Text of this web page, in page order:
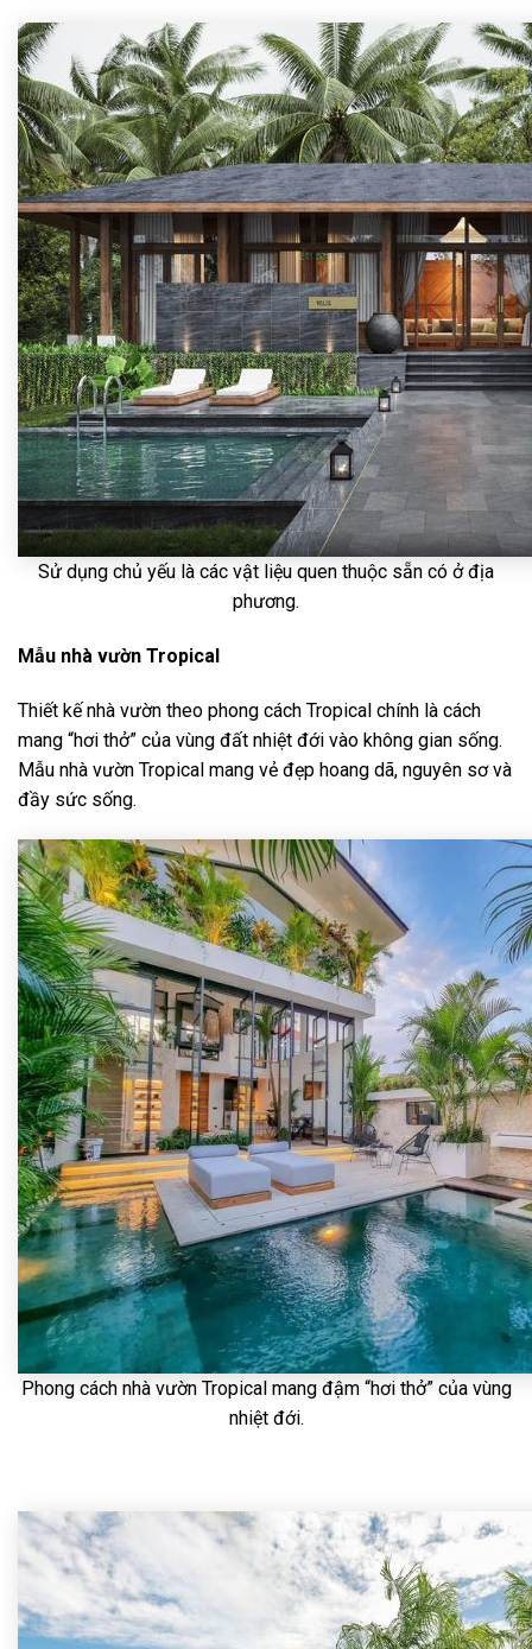
Sử dụng chủ yếu là các vật liệu quen thuộc sẵn có ở địa
phương.
Mẫu nhà vườn Tropical
Thiết kế nhà vườn theo phong cách Tropical chính là cách
mang “hơi thở” của vùng đất nhiệt đới vào không gian sống.
Mẫu nhà vườn Tropical mang vẻ đẹp hoang dã, nguyên sơ và
đầy sức sống.
Phong cách nhà vườn Tropical mang đậm “hơi thở” của vùng
nhiệt đới.